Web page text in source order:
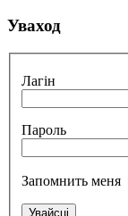
Уваход
Лагін
Пароль
Запомнить меня